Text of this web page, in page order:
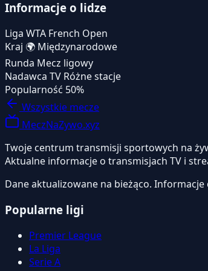
Informacje o lidze
Liga WTA French Open
Kraj 🌍 Międzynarodowe
Runda Mecz ligowy
Nadawca TV Różne stacje
Popularność 50%
Wszystkie mecze
MeczNaZywo.xyz
Twoje centrum transmisji sportowych na
Aktualne informacje o transmisjach TV i
Dane aktualizowane na bieżąco.
Popularne ligi
Premier League
La Liga
Serie A